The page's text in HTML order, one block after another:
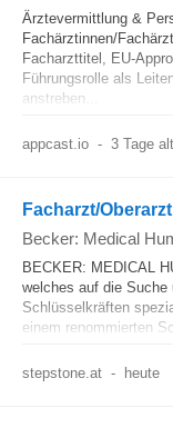
Ärztevermittlung &
Fachärztinnen/
Facharzttitel, EU-
Führungsrolle als
anstreben...
appcast.io - 3 Tage alt
Facharzt/
Becker: Medical
BECKER: MEDICAL
welches auf die Suche
Schlüsselkräften
einem renommierten
stepstone.at - heute